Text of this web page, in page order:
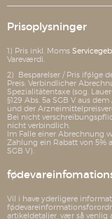
Prisoplysninger
1) Pris inkl. Moms
Vareværdi.
2) Besparelser / Pris ifølge
Preis: Verbindlicher
Spezialitätentaxe (sog.
§129 Abs. 5a SGB V aus
und der
Bei nicht
nicht verbindlich.
Im Falle einer Abrechnung
Zahlung ein Rabatt von 5%
SGB V).
Vil i have yderligere
artikeldetaljer, vær så venlig